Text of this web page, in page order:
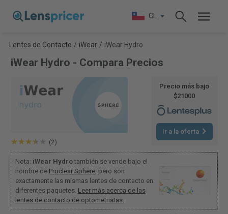
CL
Lentes de Contacto / iWear / iWear Hydro
iWear Hydro - Compara Precios
(2)
Precio más bajo
$21000
Ir a la oferta
Nota: iWear Hydrotambién se vende bajo el
nombre de Proclear Sphere, pero son
exactamente las mismas lentes de contacto en
diferentes paquetes. Leer más acerca de las
lentes de contacto de optometristas.